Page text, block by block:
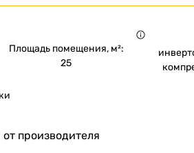
Площадь помещения, м²:
25
производителя